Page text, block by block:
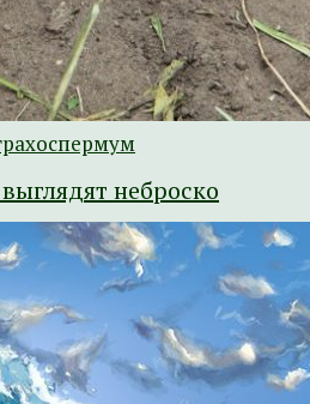
неброско